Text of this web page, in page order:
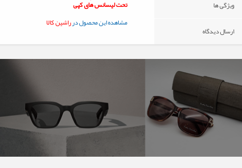
ویژگی ها
ارسال دیدگاه
تحت لیسانس های کپی
مشاهده این محصول درراشین کالا